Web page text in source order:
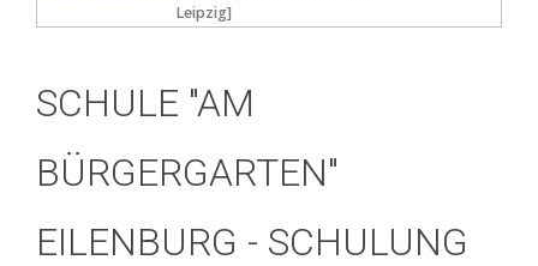
Leipzig]
SCHULE "AM
BÜRGERGARTEN"
EILENBURG - SCHULUNG